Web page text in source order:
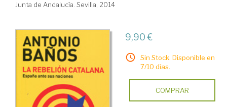
Junta de Andalucía. Sevilla, 2014
9,90 €
Sin Stock. Disponible en
7/10 días.
COMPRAR